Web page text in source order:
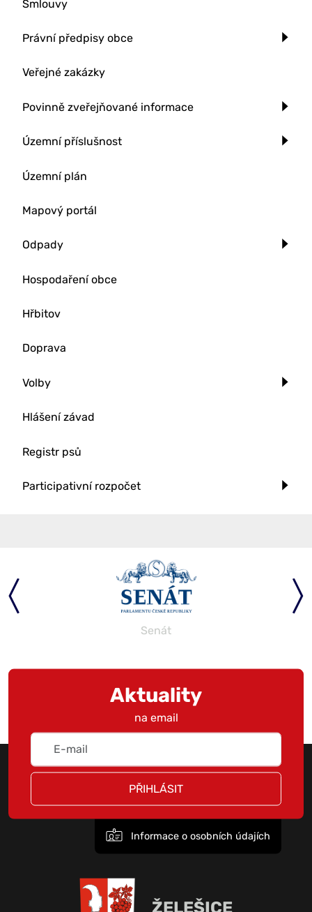
Smlouvy
Právní předpisy obce
Veřejné zakázky
Povinně zveřejňované informace
Územní příslušnost
Územní plán
Mapový portál
Odpady
Hospodaření obce
Hřbitov
Doprava
Volby
Hlášení závad
Registr psů
Participativní rozpočet
Senát
Aktuality
na email
PŘIHLÁSIT
Informace o osobních údajích
ŽELEŠICE